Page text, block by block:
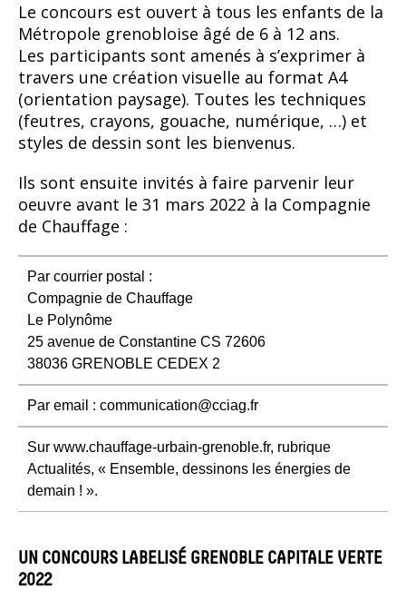
Le concours est ouvert à tous les enfants de la
Métropole grenobloise âgé de 6 à 12 ans.
Les participants sont amenés à s’exprimer à
travers une création visuelle au format A4
(orientation paysage). Toutes les techniques
(feutres, crayons, gouache, numérique, …) et
styles de dessin sont les bienvenus.
Ils sont ensuite invités à faire parvenir leur
oeuvre avant le 31 mars 2022 à la Compagnie
de Chauffage :
Par courrier postal :
Compagnie de Chauffage
Le Polynôme
25 avenue de Constantine CS 72606
38036 GRENOBLE CEDEX 2
Par email : communication@cciag.fr
Sur www.chauffage-urbain-grenoble.fr, rubrique
Actualités, « Ensemble, dessinons les énergies de
demain ! ».
UN CONCOURS LABELISÉ GRENOBLE CAPITALE VERTE
2022